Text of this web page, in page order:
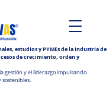
estudios y PYMEs de la industria de
de crecimiento, orden y
gestión y el liderazgo impulsando
sostenibles.